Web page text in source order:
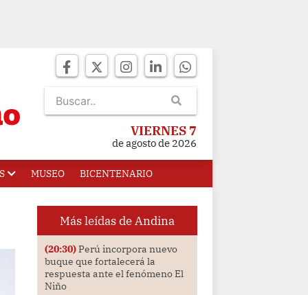
VIERNES 7
de agosto de 2026
MUSEO BICENTENARIO
Más leídas de Andina
(20:30)Perú incorpora nuevo
buque que fortalecerá la
respuesta ante el fenómeno El
Niño